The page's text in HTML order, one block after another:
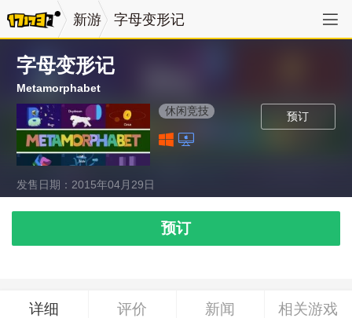
新游 字母变形记
字母变形记
Metamorphabet
预订
休闲竞技
发售日期：2015年04月29日
预订
详细 评价 新闻 相关游戏